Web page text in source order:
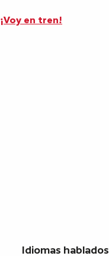
¡Voy en tren!
Idiomas hablados
Idiomas hablados